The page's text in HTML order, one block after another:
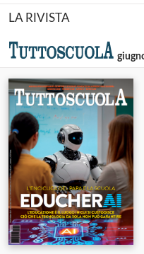
LA RIVISTA